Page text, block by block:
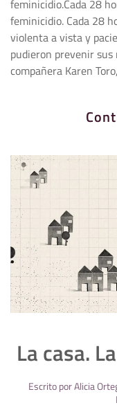
feminicidio.Cada 28
feminicidio. Cada 28
violenta a vista y
pudieron prevenir
compañera Karen
La casa.
Escrito porAlicia